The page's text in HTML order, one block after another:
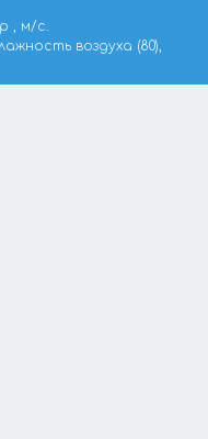
, м/с.
воздуха (80),